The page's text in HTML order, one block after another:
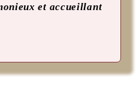
et accueillant